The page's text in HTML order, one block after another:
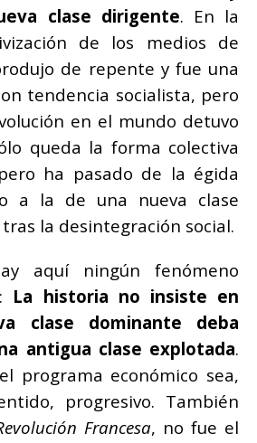
clase dirigente. En la
de los medios de
de repente y fue una
tendencia socialista, pero
en el mundo detuvo
queda la forma colectiva
ha pasado de la égida
a la de una nueva clase
la desintegración social.
aquí ningún fenómeno
La historia no insiste en
clase dominante deba
antigua clase explotada.
programa económico sea,
progresivo. También
Francesa, no fue el